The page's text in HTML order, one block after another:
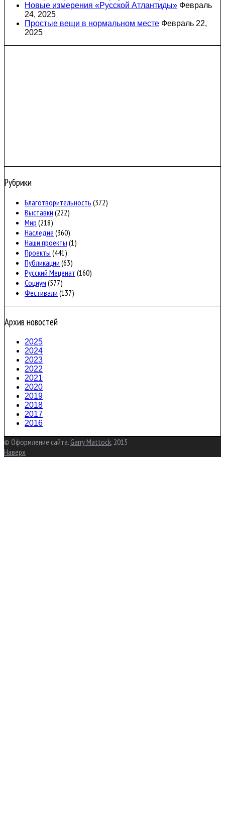
Новые измерения «Русской Атлантиды» Февраль
24, 2025
Простые вещи в нормальном месте Февраль 22,
2025
Рубрики
Благотворительность (372)
Выставки (222)
Мир (218)
Наследие (360)
Наши проекты (1)
Проекты (441)
Публикации (63)
Русский Меценат (160)
Социум (577)
Фестивали (137)
Архив новостей
2025
2024
2023
2022
2021
2020
2019
2018
2017
2016
© Оформление сайта. Garry Mattock, 2015
Наверх